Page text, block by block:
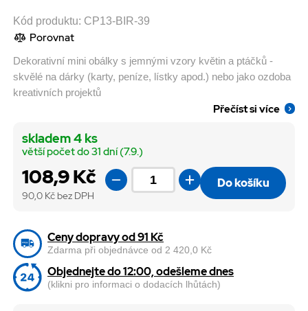
Kód produktu: CP13-BIR-39
Porovnat
Dekorativní mini obálky s jemnými vzory květin a ptáčků -
skvělé na dárky (karty, peníze, lístky apod.) nebo jako ozdoba
kreativních projektů
Přečíst si více
108,9 Kč
90,0 Kč bez DPH
skladem 4 ks
větší počet do 31 dní (7.9.)
Do košíku
Ceny dopravy od 91 Kč
Zdarma při objednávce od 2 420,0 Kč
Objednejte do 12:00, odešleme dnes
(klikni pro informaci o dodacích lhůtách)